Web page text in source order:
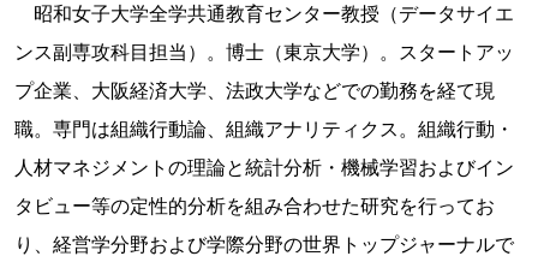
昭和女子大学全学共通教育センター教授（データサイエ
ンス副専攻科目担当）。博士（東京大学）。スタートアッ
プ企業、大阪経済大学、法政大学などでの勤務を経て現
職。専門は組織行動論、組織アナリティクス。組織行動・
人材マネジメントの理論と統計分析・機械学習およびイン
タビュー等の定性的分析を組み合わせた研究を行ってお
り、経営学分野および学際分野の世界トップジャーナルで